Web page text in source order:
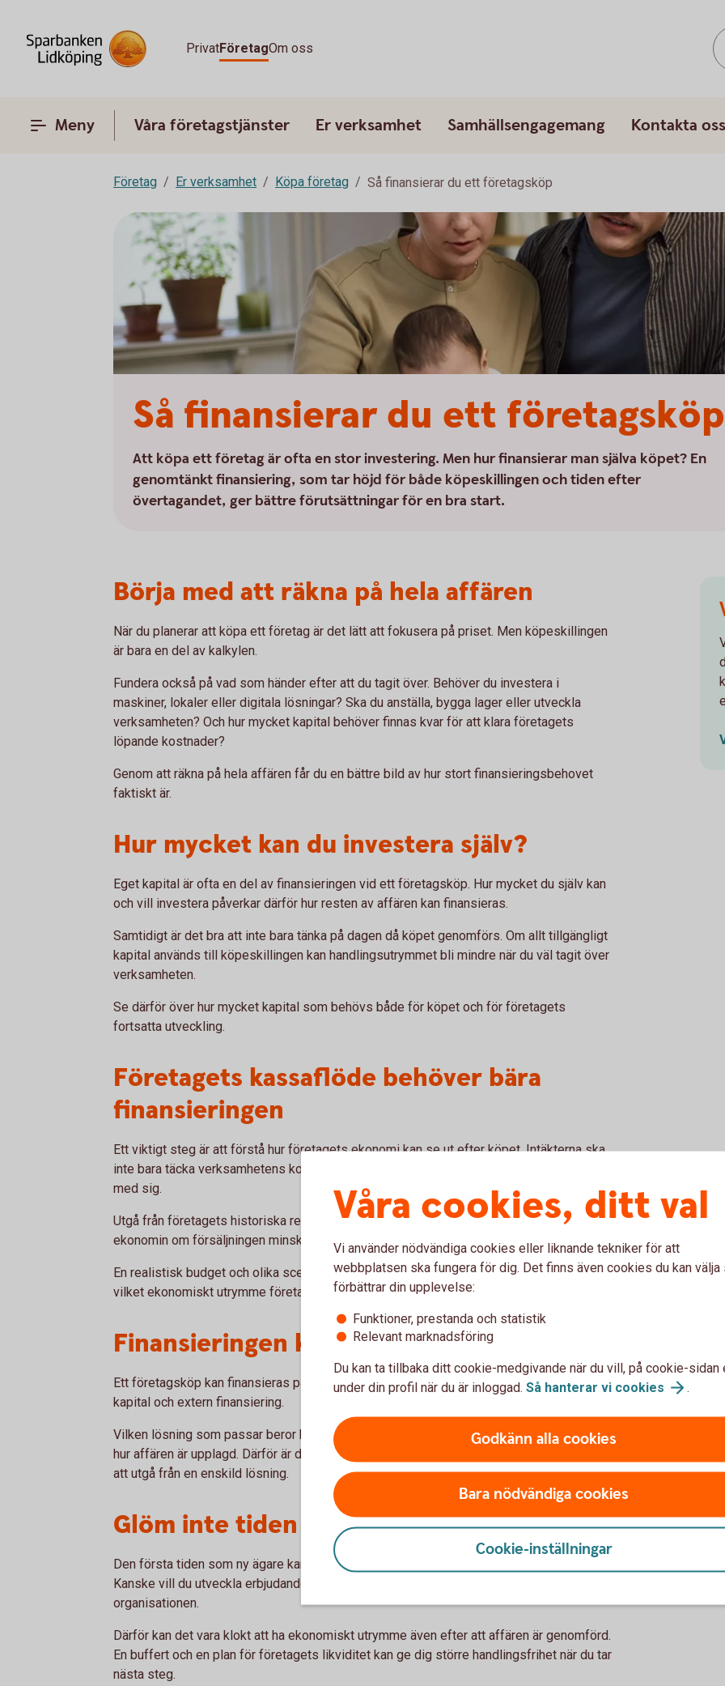
PrivatFöretagOm oss
Meny Våra företagstjänster Er verksamhet Samhällsengagemang Kontakta oss
Företag Er verksamhet Köpa företag Så finansierar du ett företagsköp
Så finansierar du ett företagsköp
Att köpa ett företag är ofta en stor investering. Men hur finansierar man själva köpet? En
genomtänkt finansiering, som tar höjd för både köpeskillingen och tiden efter
övertagandet, ger bättre förutsättningar för en bra start.
Börja med att räkna på hela affären
När du planerar att köpa ett företag är det lätt att fokusera på priset. Men köpeskillingen
är bara en del av kalkylen.
Fundera också på vad som händer efter att du tagit över. Behöver du investera i
maskiner, lokaler eller digitala lösningar? Ska du anställa, bygga lager eller utveckla
verksamheten? Och hur mycket kapital behöver finnas kvar för att klara företagets
löpande kostnader?
Genom att räkna på hela affären får du en bättre bild av hur stort finansieringsbehovet
faktiskt är.
Hur mycket kan du investera själv?
Eget kapital är ofta en del av finansieringen vid ett företagsköp. Hur mycket du själv kan
och vill investera påverkar därför hur resten av affären kan finansieras.
Samtidigt är det bra att inte bara tänka på dagen då köpet genomförs. Om allt tillgängligt
kapital används till köpeskillingen kan handlingsutrymmet bli mindre när du väl tagit över
verksamheten.
Se därför över hur mycket kapital som behövs både för köpet och för företagets
fortsatta utveckling.
Företagets kassaflöde behöver bära
finansieringen
Ett viktigt steg är att förstå hur företagets ekonomi kan se ut efter köpet. Intäkterna ska
inte bara täcka verksamhetens kostnader, utan även de kostnader som finansieringen för
med sig.
Utgå från företagets historiska resultat, men blicka också framåt. Vad händer med
ekonomin om försäljningen minskar, kostnaderna ökar eller en viktig kund försvinner?
En realistisk budget och olika scenarier kan hjälpa dig att se hur känslig kalkylen är och
vilket ekonomiskt utrymme företaget har.
Finansieringen kan bestå av flera delar
Ett företagsköp kan finansieras på olika sätt. Ofta handlar det om en kombination av eget
kapital och extern finansiering.
Vilken lösning som passar beror bland annat på företagets ekonomi, köpeskillingen och
hur affären är upplagd. Därför är det bra att se finansieringen som en helhet, snarare än
att utgå från en enskild lösning.
Glöm inte tiden efter köpet
Den första tiden som ny ägare kan innebära både möjligheter och oväntade kostnader.
Kanske vill du utveckla erbjudandet, investera i verksamheten eller förändra
organisationen.
Därför kan det vara klokt att ha ekonomiskt utrymme även efter att affären är genomförd.
En buffert och en plan för företagets likviditet kan ge dig större handlingsfrihet när du tar
nästa steg.
Våra cookies, ditt val
Vi använder nödvändiga cookies eller liknande tekniker för att
webbplatsen ska fungera för dig. Det finns även cookies du kan välja
förbättrar din upplevelse:
Funktioner, prestanda och statistik
Relevant marknadsföring
Du kan ta tillbaka ditt cookie-medgivande när du vill, på cookie-sidan
under din profil när du är inloggad. Så hanterar vi cookies .
Godkänn alla cookies
Bara nödvändiga cookies
Cookie-inställningar